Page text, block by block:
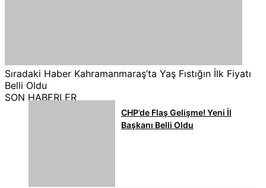
Sıradaki Haber Kahramanmaraş’ta Yaş Fıstığın İlk Fiyatı
Belli Oldu
SON HABERLER
CHP’de Flaş Gelişme! Yeni İl
Başkanı Belli Oldu